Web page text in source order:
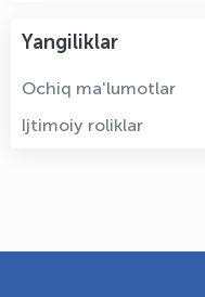
Yangiliklar
Ochiq ma'lumotlar
Ijtimoiy roliklar